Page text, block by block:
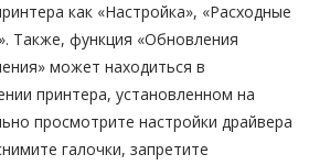
как «Настройка», «Расходные
Также, функция «Обновления
может находиться в
принтера, установленном на
просмотрите настройки драйвера
галочки, запретите